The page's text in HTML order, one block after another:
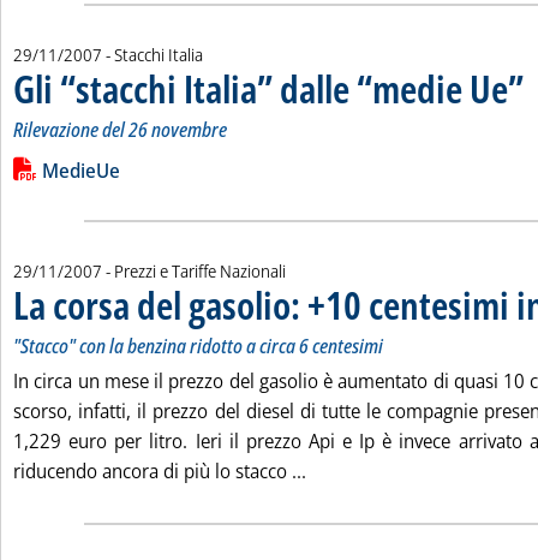
29/11/2007 - Stacchi Italia
Gli “stacchi Italia” dalle “medie Ue”..
Rilevazione del 26 novembre
Leggi tutta la notizia: 'Gli “stacchi Italia” dalle “medie Ue”'
Lista allegati PDF alla notizia
MedieUe
29/11/2007 - Prezzi e Tariffe Nazionali
La corsa del gasolio: +10 centesimi
"Stacco" con la benzina ridotto a circa 6 centesimi
In circa un mese il prezzo del gasolio è aumentato di quasi 10
scorso, infatti, il prezzo del diesel di tutte le compagnie
1,229 euro per litro. Ieri il prezzo Api e Ip è invece arrivato
riducendo ancora di più lo stacco ...